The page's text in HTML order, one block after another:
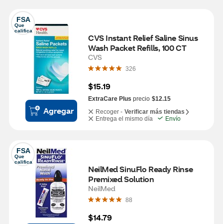
FSA
Que
califica
Agregar
CVS Instant Relief Saline Sinus
Wash Packet Refills, 100 CT
CVS
326
$15.19
ExtraCare Plus precio $12.15
Recoger - Verificar más tiendas
Entrega el mismo día
Envío
FSA
Que
califica
NeilMed SinuFlo Ready Rinse
Premixed Solution
NeilMed
88
$14.79